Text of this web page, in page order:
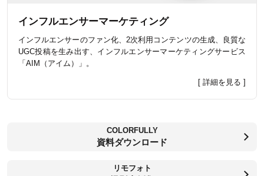
インフルエンサーマーケティング
インフルエンサーのファン化、2次利用コンテンツの生成、良質な
UGC投稿を生み出す、インフルエンサーマーケティングサービス
「AIM（アイム）」。
[ 詳細を見る ]
COLORFULLY
資料ダウンロード
リモフォト